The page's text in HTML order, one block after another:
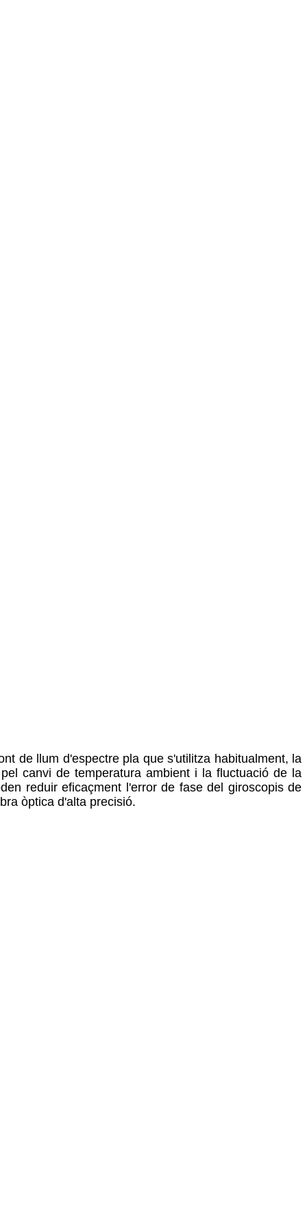
de llum d'espectre pla que s'utilitza habitualment, la
canvi de temperatura ambient i la fluctuació de la
reduir eficaçment l'error de fase del giroscopis de
òptica d'alta precisió.